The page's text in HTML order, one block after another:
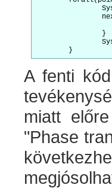
A fenti
miatt
"Phase